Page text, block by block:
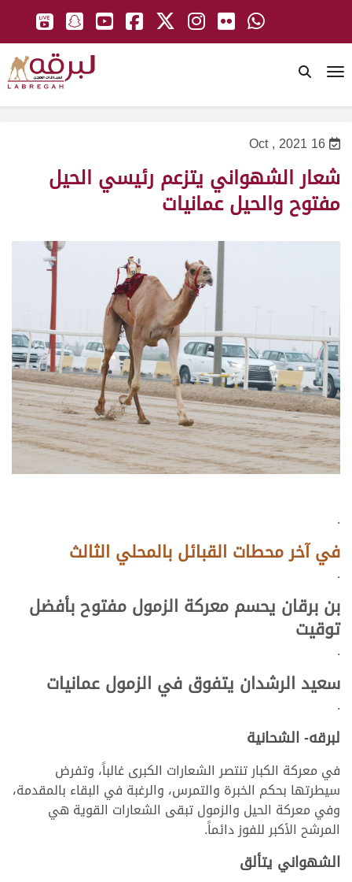
16 Oct , 2021
شعار الشهواني يتزعم رئيسي الحيل
مفتوح والحيل عمانيات
.
في آخر محطات القبائل بالمحلي الثالث
.
بن برقان يحسم معركة الزمول مفتوح بأفضل
توقيت
.
سعيد الرشدان يتفوق في الزمول عمانيات
.
لبرقه- الشحانية
في معركة الكبار تنتصر الشعارات الكبرى غالباً، وتفرض
سيطرتها بحكم الخبرة والتمرس، والرغبة في البقاء بالمقدمة،
وفي معركة الحيل والزمول تبقى الشعارات القوية هي
المرشح الأكبر للفوز دائماً.
الشهواني يتألق